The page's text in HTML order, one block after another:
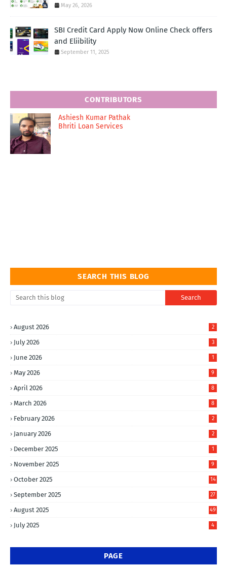
May 26, 2026
SBI Credit Card Apply Now Online Check offers
and Eliibility
September 11, 2025
CONTRIBUTORS
Ashiesh Kumar Pathak
Bhriti Loan Services
SEARCH THIS BLOG
August 2026 2
July 2026 3
June 2026 1
May 2026 9
April 2026 8
March 2026 8
February 2026 2
January 2026 2
December 2025 1
November 2025 9
October 2025 14
September 2025 27
August 2025 49
July 2025 4
PAGE